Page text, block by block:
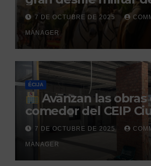
la Hispanidad
el Centro Militar de
Caballar
7 DE OCTUBRE DE 2025
MANAGER
ÉCIJA
Avanzan las obras
comedor del CEIP
Sol: su finalización
prevista para finales
7 DE OCTUBRE DE 2025
MANAGER